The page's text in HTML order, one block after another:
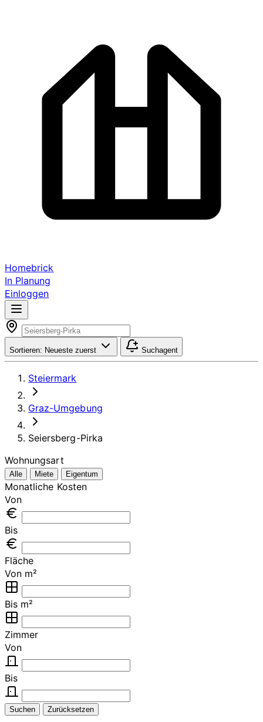
Homebrick
In Planung
Einloggen
Sortieren: Neueste zuerst Suchagent
Steiermark
Graz-Umgebung
Seiersberg-Pirka
Wohnungsart
Alle Miete Eigentum
Monatliche Kosten
Von
Bis
Fläche
Von m²
Bis m²
Zimmer
Von
Bis
Suchen Zurücksetzen